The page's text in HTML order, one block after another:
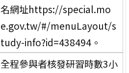
名網址https://special.mo
e.gov.tw/#/menuLayout/s
tudy-info?id=438494。
全程參與者核發研習時數3小